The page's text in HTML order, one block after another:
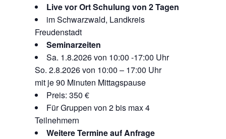
Live vor Ort Schulung von 2 Tagen
im Schwarzwald, Landkreis
Freudenstadt
Seminarzeiten
Sa. 1.8.2026 von 10:00 -17:00 Uhr
So. 2.8.2026 von 10:00 – 17:00 Uhr
mit je 90 Minuten Mittagspause
Preis: 350 €
Für Gruppen von 2 bis max 4
Teilnehmern
Weitere Termine auf Anfrage